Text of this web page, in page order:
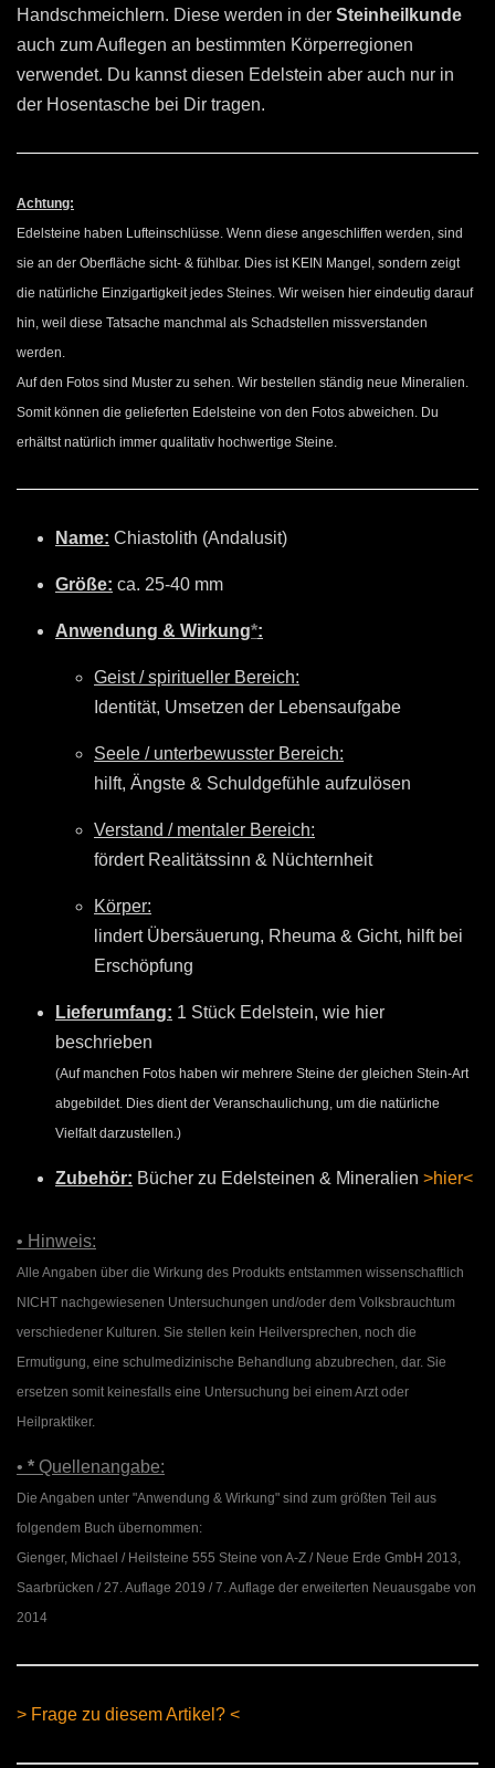
Handschmeichlern. Diese werden in der Steinheilkunde
auch zum Auflegen an bestimmten Körperregionen
verwendet. Du kannst diesen Edelstein aber auch nur in
der Hosentasche bei Dir tragen.
Achtung:
Edelsteine haben Lufteinschlüsse. Wenn diese angeschliffen werden, sind
sie an der Oberfläche sicht- & fühlbar. Dies ist KEIN Mangel, sondern zeigt
die natürliche Einzigartigkeit jedes Steines. Wir weisen hier eindeutig darauf
hin, weil diese Tatsache manchmal als Schadstellen missverstanden
werden.
Auf den Fotos sind Muster zu sehen. Wir bestellen ständig neue Mineralien.
Somit können die gelieferten Edelsteine von den Fotos abweichen. Du
erhältst natürlich immer qualitativ hochwertige Steine.
Name: Chiastolith (Andalusit)
Größe: ca. 25-40 mm
Anwendung & Wirkung*:
Geist / spiritueller Bereich:
Identität, Umsetzen der Lebensaufgabe
Seele / unterbewusster Bereich:
hilft, Ängste & Schuldgefühle aufzulösen
Verstand / mentaler Bereich:
fördert Realitätssinn & Nüchternheit
Körper:
lindert Übersäuerung, Rheuma & Gicht, hilft bei
Erschöpfung
Lieferumfang: 1 Stück Edelstein, wie hier
beschrieben
(Auf manchen Fotos haben wir mehrere Steine der gleichen Stein-Art
abgebildet. Dies dient der Veranschaulichung, um die natürliche
Vielfalt darzustellen.)
Zubehör: Bücher zu Edelsteinen & Mineralien >hier<
• Hinweis:
Alle Angaben über die Wirkung des Produkts entstammen wissenschaftlich
NICHT nachgewiesenen Untersuchungen und/oder dem Volksbrauchtum
verschiedener Kulturen. Sie stellen kein Heilversprechen, noch die
Ermutigung, eine schulmedizinische Behandlung abzubrechen, dar. Sie
ersetzen somit keinesfalls eine Untersuchung bei einem Arzt oder
Heilpraktiker.
• * Quellenangabe:
Die Angaben unter "Anwendung & Wirkung" sind zum größten Teil aus
folgendem Buch übernommen:
Gienger, Michael / Heilsteine 555 Steine von A-Z / Neue Erde GmbH 2013,
Saarbrücken / 27. Auflage 2019 / 7. Auflage der erweiterten Neuausgabe von
2014
> Frage zu diesem Artikel? <